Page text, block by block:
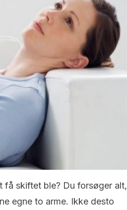
få skiftet ble? Du forsøger alt,
egne to arme. Ikke desto